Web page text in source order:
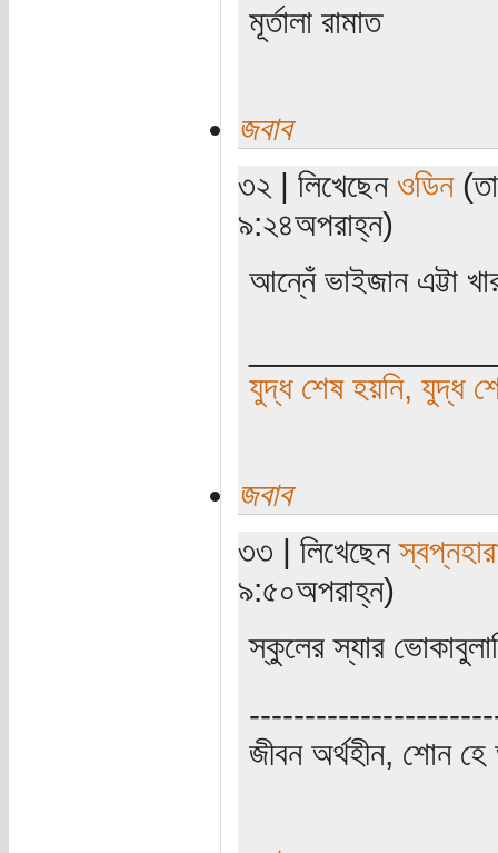
মূর্তালা রামাত
জবাব
৩২ | লিখেছেন ওডিন
৯:২৪অপরাহ্ন)
আন্নেঁ ভাইজান এট্টা
যুদ্ধ শেষ হয়নি, যুদ্ধ
জবাব
৩৩ | লিখেছেন
৯:৫০অপরাহ্ন)
স্কুলের স্যার
জীবন অর্থহীন, শোন হে